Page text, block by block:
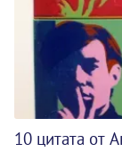
10 цитата от